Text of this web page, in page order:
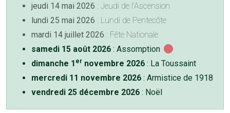
jeudi 14 mai 2026 : Jeudi de l'Ascension
lundi 25 mai 2026 : Lundi de Pentecôte
mardi 14 juillet 2026 : Fête Nationale
samedi 15 août 2026 : Assomption
dimanche 1 er novembre 2026 : La Toussaint
mercredi 11 novembre 2026 : Armistice de 1918
vendredi 25 décembre 2026 : Noël